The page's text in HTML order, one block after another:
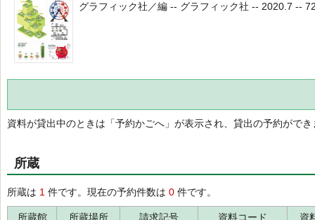
グラフィック社／編 -- グラフィック社 -- 2020.7 --
資料が貸出中のときは「予約かごへ」が表示され、貸出の予約ができ
所蔵
所蔵は 1 件です。現在の予約件数は 0 件です。
所蔵館 所蔵場所 請求記号 資料コード 資